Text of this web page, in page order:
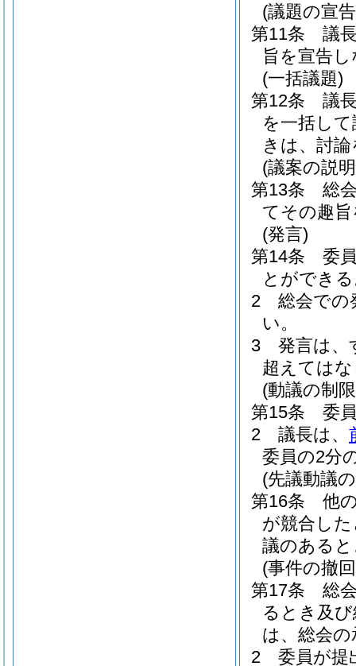
(議題の宣
第11条
議
旨を宣告
(一括議題)
第12条
議
を一括し
きは、討
(議案の説
第13条
総
てその趣
(発言)
第14条
委
とができ
2
総会での
い。
3
発言は、
超えては
(動議の制
第15条
委
2
議長は、
委員の2分
(先議動議
第16条
他
が競合し
議のある
(事件の撤
第17条
総
るとき及
は、総会
2
委員が提